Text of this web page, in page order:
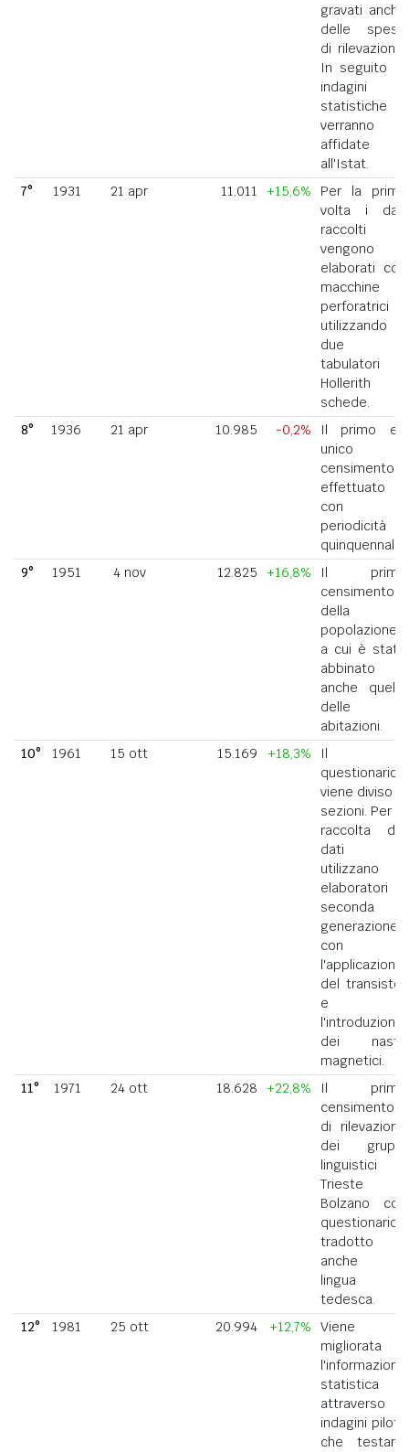
gravati anche
delle spese
di rilevazione.
In seguito le
indagini
statistiche
verranno
affidate
all'Istat.
7°
1931 21 apr 11.011 +15,6%
Per la prima
volta i dati
raccolti
vengono
elaborati con
macchine
perforatrici
utilizzando
due
tabulatori
Hollerith a
schede.
8°
1936 21 apr 10.985 -0,2%
Il primo ed
unico
censimento
effettuato
con
periodicità
quinquennale.
9°
1951 4 nov 12.825 +16,8%
Il primo
censimento
della
popolazione
a cui è stato
abbinato
anche quello
delle
abitazioni.
10°
1961 15 ott 15.169 +18,3%
Il
questionario
viene diviso in
sezioni. Per la
raccolta dei
dati si
utilizzano
elaboratori di
seconda
generazione
con
l'applicazione
del transistor
e
l'introduzione
dei nastri
magnetici.
11°
1971 24 ott 18.628 +22,8%
Il primo
censimento
di rilevazione
dei gruppi
linguistici di
Trieste e
Bolzano con
questionario
tradotto
anche in
lingua
tedesca.
12°
1981 25 ott 20.994 +12,7%
Viene
migliorata
l'informazione
statistica
attraverso
indagini pilota
che testano